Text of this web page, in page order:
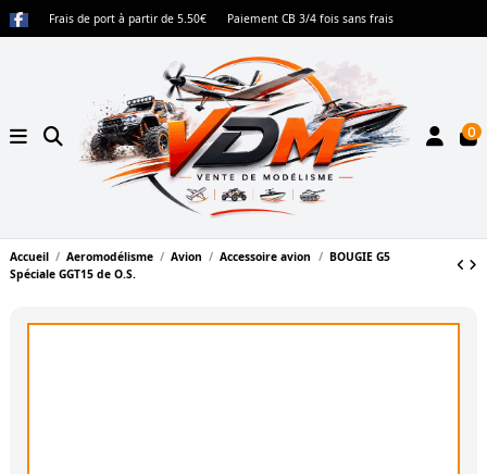
Frais de port à partir de 5.50€ Paiement CB 3/4 fois sans frais
0
Accueil Aeromodélisme Avion Accessoire avion
BOUGIE G5
Spéciale GGT15 de O.S.